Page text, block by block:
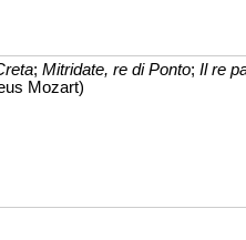
;Mitridate, re di Ponto;Il re
Mozart)